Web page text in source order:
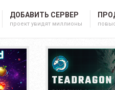
ДОБАВИТЬ СЕРВЕР
проект увидят миллионы